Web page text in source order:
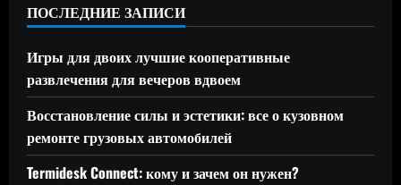
ПОСЛЕДНИЕ ЗАПИСИ
Игры для двоих лучшие кооперативные
развлечения для вечеров вдвоем
Восстановление силы и эстетики: все о кузовном
ремонте грузовых автомобилей
Termidesk Connect: кому и зачем он нужен?